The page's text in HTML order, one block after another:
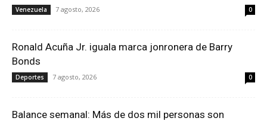
Venezuela 7 agosto, 2026 0
Ronald Acuña Jr. iguala marca jonronera de Barry
Bonds
Deportes 7 agosto, 2026 0
Balance semanal: Más de dos mil personas son